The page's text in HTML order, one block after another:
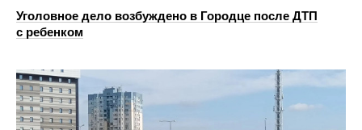
Уголовное дело возбуждено в Городце после ДТП
с ребенком